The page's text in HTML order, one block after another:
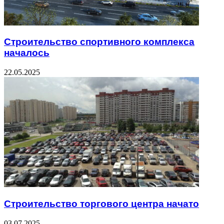
Строительство спортивного комплекса
началось
22.05.2025
Строительство торгового центра начато